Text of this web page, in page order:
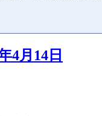
4月14日